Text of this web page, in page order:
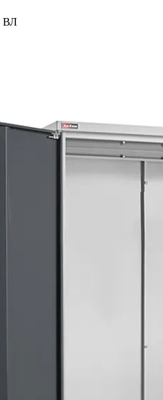
ВЛ